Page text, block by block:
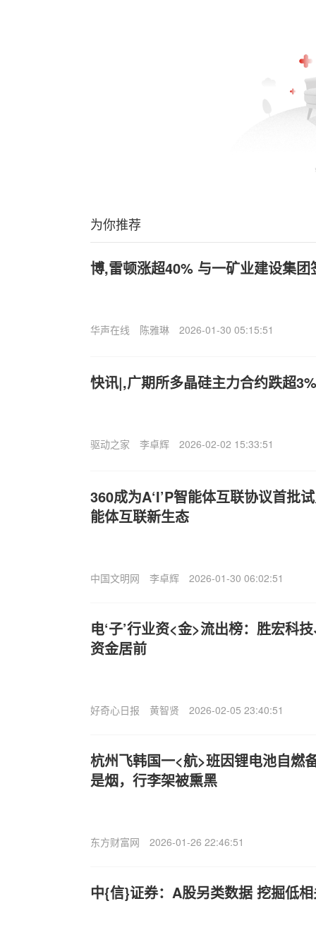
为你推荐
博,雷顿涨超40% 与一矿业建设集团
华声在线 陈雅琳 2026-01-30 05:15:51
快讯|,广期所多晶硅主力合约跌超
驱动之家 李卓辉 2026-02-02 15:33:51
360成为A‘I’P智能体互联协议首批
能体互联新生态
中国文明网 李卓辉 2026-01-30 06:02:51
电‘子’行业资<金>流出榜：胜宏科
资金居前
好奇心日报 黄智贤 2026-02-05 23:40:51
杭州飞韩国一<航>班因锂电池自燃
是烟，行李架被熏黑
东方财富网 2026-01-26 22:46:51
中{信}证券：A股另类数据 挖掘低